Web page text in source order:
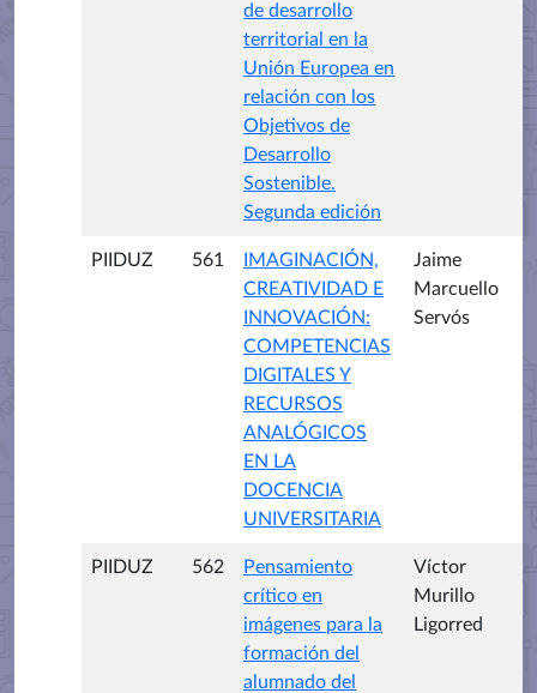
de desarrollo
territorial en la
Unión Europea en
relación con los
Objetivos de
Desarrollo
Sostenible.
Segunda edición
PIIDUZ 561
IMAGINACIÓN,
CREATIVIDAD E
INNOVACIÓN:
COMPETENCIAS
DIGITALES Y
RECURSOS
ANALÓGICOS
EN LA
DOCENCIA
UNIVERSITARIA
Jaime
Marcuello
Servós
PIIDUZ 562
Pensamiento
crítico en
imágenes para la
formación del
alumnado del
Víctor
Murillo
Ligorred